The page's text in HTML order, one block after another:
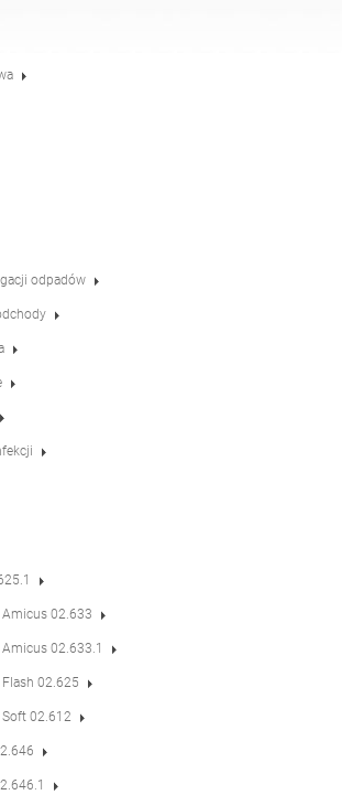
odpadów
02.633
02.633.1
02.625
02.612